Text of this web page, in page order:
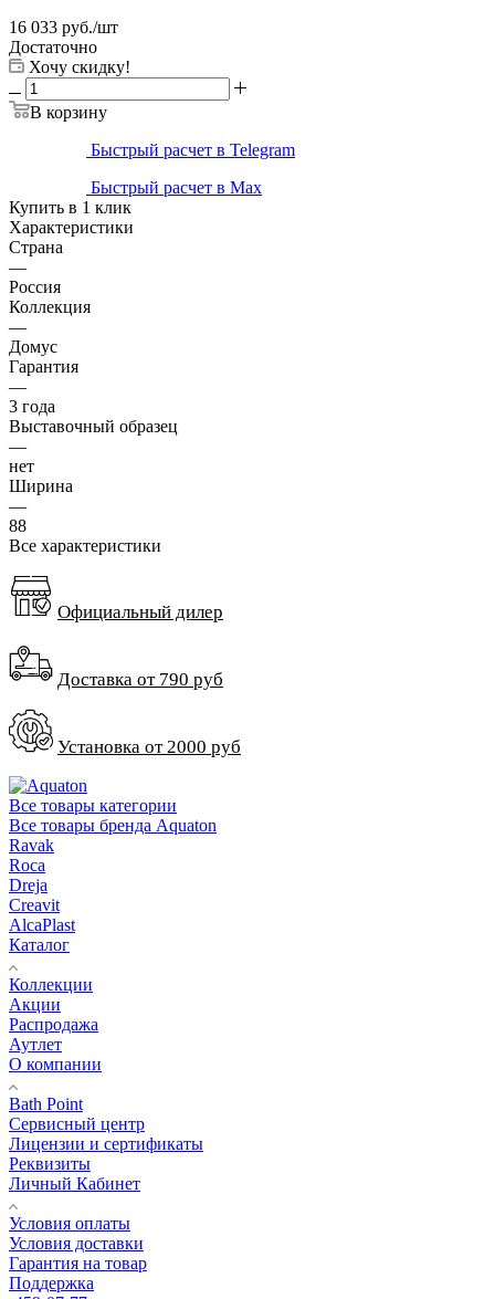
16 033 руб./шт
Достаточно
Хочу скидку!
В корзину
Быстрый расчет в Telegram
Быстрый расчет в Max
Купить в 1 клик
Характеристики
Страна
—
Россия
Коллекция
—
Домус
Гарантия
—
3 года
Выставочный образец
—
нет
Ширина
—
88
Все характеристики
Официальный дилер
Доставка от 790 руб
Установка от 2000 руб
Все товары категории
Все товары бренда Aquaton
Ravak
Roca
Dreja
Creavit
AlcaPlast
Каталог
Коллекции
Акции
Распродажа
Аутлет
О компании
Bath Point
Сервисный центр
Лицензии и сертификаты
Реквизиты
Личный Кабинет
Условия оплаты
Условия доставки
Гарантия на товар
Поддержка